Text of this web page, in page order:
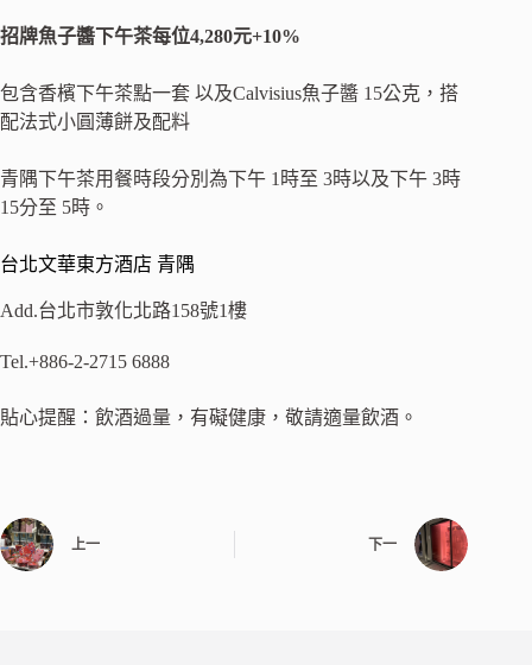
招牌魚子醬下午茶每位4,280元+10%
包含香檳下午茶點一套 以及Calvisius魚子醬 15公克，搭
配法式小圓薄餅及配料
青隅下午茶用餐時段分別為下午 1時至 3時以及下午 3時
15分至 5時。
台北文華東方酒店 青隅
Add.台北市敦化北路158號1樓
Tel.+886-2-2715 6888
貼心提醒：飲酒過量，有礙健康，敬請適量飲酒。
上一 下一